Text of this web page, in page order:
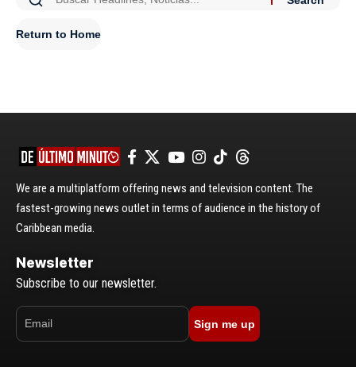
Return to Home
We are a multiplatform offering news and television content. The
fastest-growing news outlet in terms of audience in the history of
Caribbean media.
Newsletter
Subscribe to our newsletter.
Sign me up